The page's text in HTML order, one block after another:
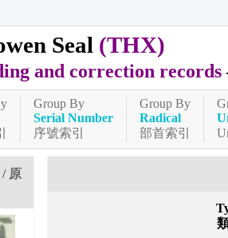
Seal (THX)
and correction records
Group By
Serial Number
序號索引
Group By
Radical
部首索引
原